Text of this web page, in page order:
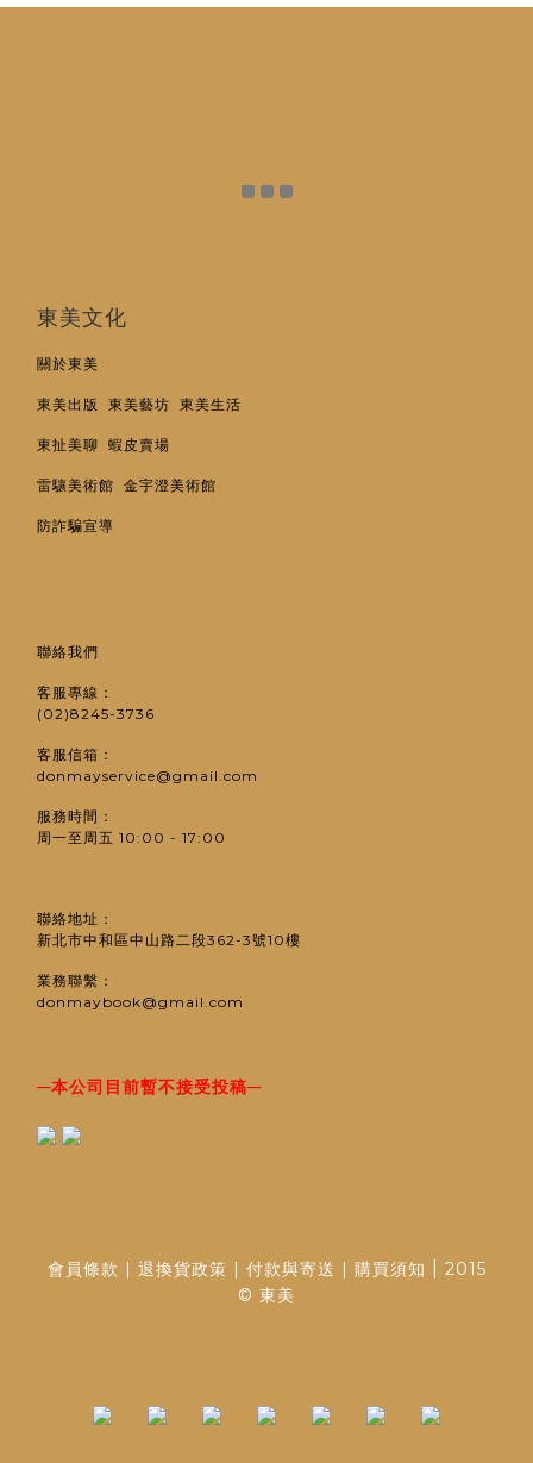
東美文化
關於東美
東美出版 東美藝坊 東美生活
東扯美聊 蝦皮賣場
雷驤美術館 金宇澄美術館
防詐騙宣導
聯絡我們
客服專線：
(02)8245-3736
客服信箱：
donmayservice@gmail.com
服務時間：
周一至周五 10:00 - 17:00
聯絡地址：
新北市中和區中山路二段362-3號10樓
業務聯繫：
donmaybook@gmail.com
─本公司目前暫不接受投稿─
會員條款 | 退換貨政策 | 付款與寄送 | 購買須知
2015
© 東美